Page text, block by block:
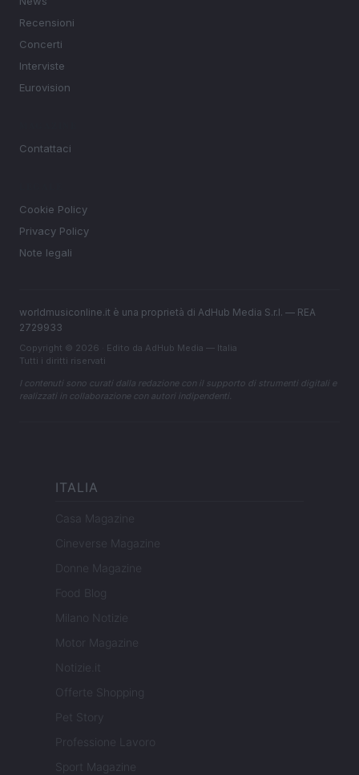
Recensioni
Concerti
Interviste
Eurovision
Contattaci
Cookie Policy
Privacy Policy
Note legali
worldmusiconline.it è una proprietà di AdHub Media S.r.l. — REA
2729933
Copyright © 2026 · Edito da AdHub Media — Italia
Tutti i diritti riservati
I contenuti sono curati dalla redazione con il supporto di strumenti digitali e
realizzati in collaborazione con autori indipendenti.
ITALIA
Casa Magazine
Cineverse Magazine
Donne Magazine
Food Blog
Milano Notizie
Motor Magazine
Notizie.it
Offerte Shopping
Pet Story
Professione Lavoro
Sport Magazine